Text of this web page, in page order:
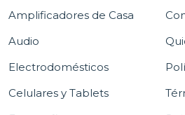
Amplificadores de Casa
Audio
Electrodomésticos
Celulares y Tablets